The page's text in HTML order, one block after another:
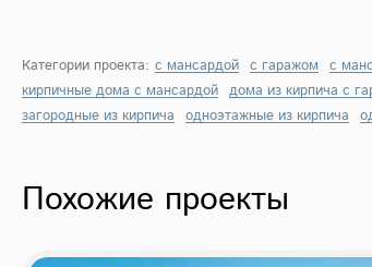
Категории проекта: с мансардой с гаражом с
кирпичные дома с мансардой дома из кирпича с
загородные из кирпича одноэтажные из кирпича
Похожие проекты